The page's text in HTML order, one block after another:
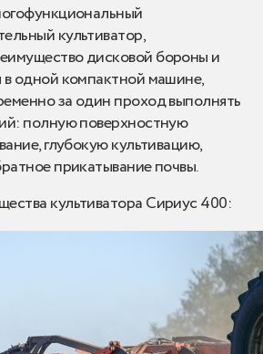
культиватор,
дисковой бороны и
в одной компактной машине,
за один проход выполнять
полную поверхностную
глубокую культивацию,
прикатывание почвы.
культиватора Сириус 400: